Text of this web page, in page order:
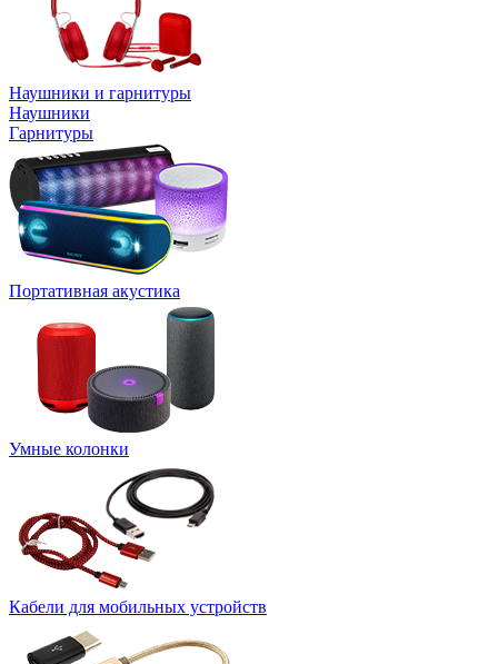
Наушники и гарнитуры
Наушники
Гарнитуры
Портативная акустика
Умные колонки
Кабели для мобильных устройств